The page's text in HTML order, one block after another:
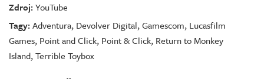
Zdroj:YouTube
Tagy:Adventura, Devolver Digital,Gamescom, Lucasfilm
Games, Point and Click, Point & Click, Return to Monkey
Island,Terrible Toybox